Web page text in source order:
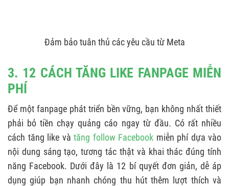
Đảm bảo tuân thủ các yêu cầu từ Meta
3. 12 CÁCH TĂNG LIKE FANPAGE MIỄN
PHÍ
Để một fanpage phát triển bền vững, bạn không nhất thiết
phải bỏ tiền chạy quảng cáo ngay từ đầu. Có rất nhiều
cách tăng like và tăng follow Facebook miễn phí dựa vào
nội dung sáng tạo, tương tác thật và khai thác đúng tính
năng Facebook. Dưới đây là 12 bí quyết đơn giản, dễ áp
dụng giúp bạn nhanh chóng thu hút thêm lượt thích và